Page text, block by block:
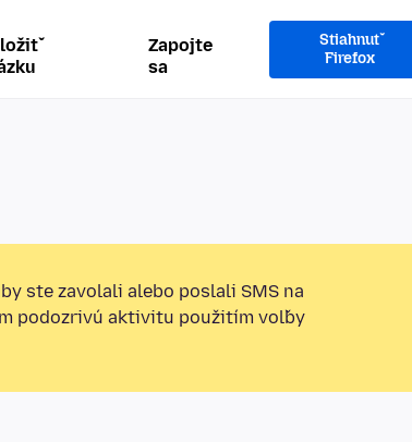
Zapojte
sa
Stiahnuť
Firefox
ste zavolali alebo poslali SMS na
podozrivú aktivitu použitím voľby